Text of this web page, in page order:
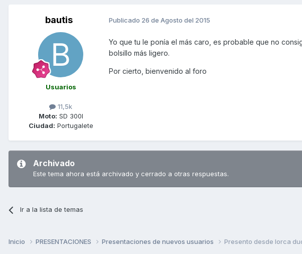
bautis
Usuarios
11,5k
Moto: SD 300I
Ciudad: Portugalete
Publicado 26 de Agosto del 2015
Yo que tu le ponía el más caro, es probable que no
bolsillo más ligero.
Por cierto, bienvenido al foro
Archivado
Este tema ahora está archivado y cerrado a otras respuestas.
Ir a la lista de temas
Inicio PRESENTACIONES Presentaciones de nuevos usuarios Presento desde lorca